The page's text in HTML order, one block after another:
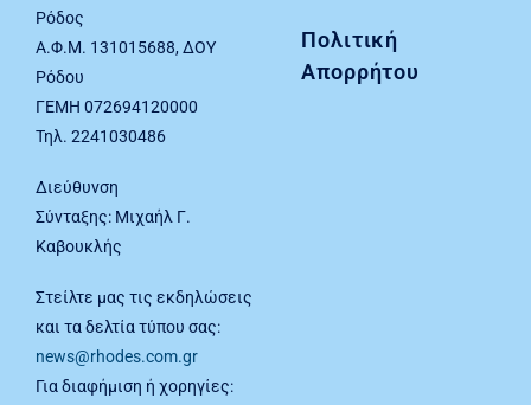
Ρόδος
Α.Φ.Μ. 131015688, ΔΟΥ
Ρόδου
ΓΕΜΗ 072694120000
Τηλ. 2241030486
Διεύθυνση
Σύνταξης: Μιχαήλ Γ.
Καβουκλής
Στείλτε μας τις εκδηλώσεις
και τα δελτία τύπου σας:
news@rhodes.com.gr
Για διαφήμιση ή χορηγίες:
Πολιτική
Απορρήτου